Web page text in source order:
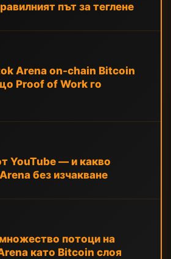
път за теглене
Arena on-chain Bitcoin
Proof of Work го
YouTube — и какво
без изчакване
потоци на
като Bitcoin слоя